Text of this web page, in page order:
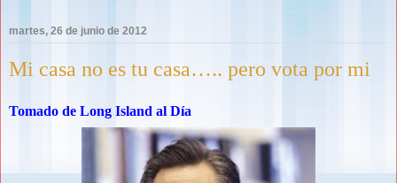
martes, 26 de junio de 2012
Mi casa no es tu casa….. pero vota por mi
Tomado de Long Island al Día